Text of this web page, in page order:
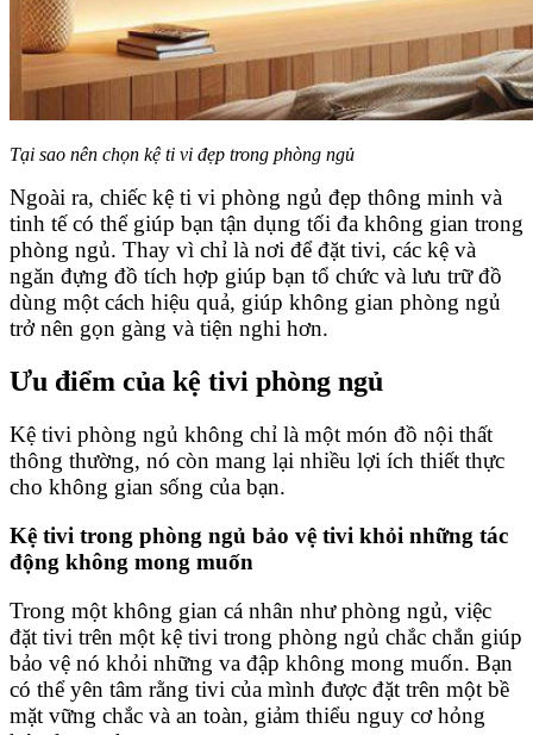
Tại sao nên chọn kệ ti vi đẹp trong phòng ngủ
Ngoài ra, chiếc kệ ti vi phòng ngủ đẹp thông minh và
tinh tế có thể giúp bạn tận dụng tối đa không gian trong
phòng ngủ. Thay vì chỉ là nơi để đặt tivi, các kệ và
ngăn đựng đồ tích hợp giúp bạn tổ chức và lưu trữ đồ
dùng một cách hiệu quả, giúp không gian phòng ngủ
trở nên gọn gàng và tiện nghi hơn.
Ưu điểm của kệ tivi phòng ngủ
Kệ tivi phòng ngủ không chỉ là một món đồ nội thất
thông thường, nó còn mang lại nhiều lợi ích thiết thực
cho không gian sống của bạn.
Kệ tivi trong phòng ngủ bảo vệ tivi khỏi những tác
động không mong muốn
Trong một không gian cá nhân như phòng ngủ, việc
đặt tivi trên một kệ tivi trong phòng ngủ chắc chắn giúp
bảo vệ nó khỏi những va đập không mong muốn. Bạn
có thể yên tâm rằng tivi của mình được đặt trên một bề
mặt vững chắc và an toàn, giảm thiểu nguy cơ hỏng